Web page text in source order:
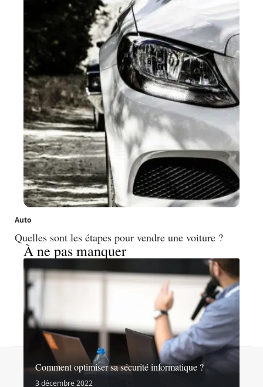
Auto
Quelles sont les étapes pour vendre une voiture ?
À ne pas manquer
Comment optimiser sa sécurité informatique ?
3 décembre 2022© 2026 | noslibertes.org
Mentions légales Sitemap